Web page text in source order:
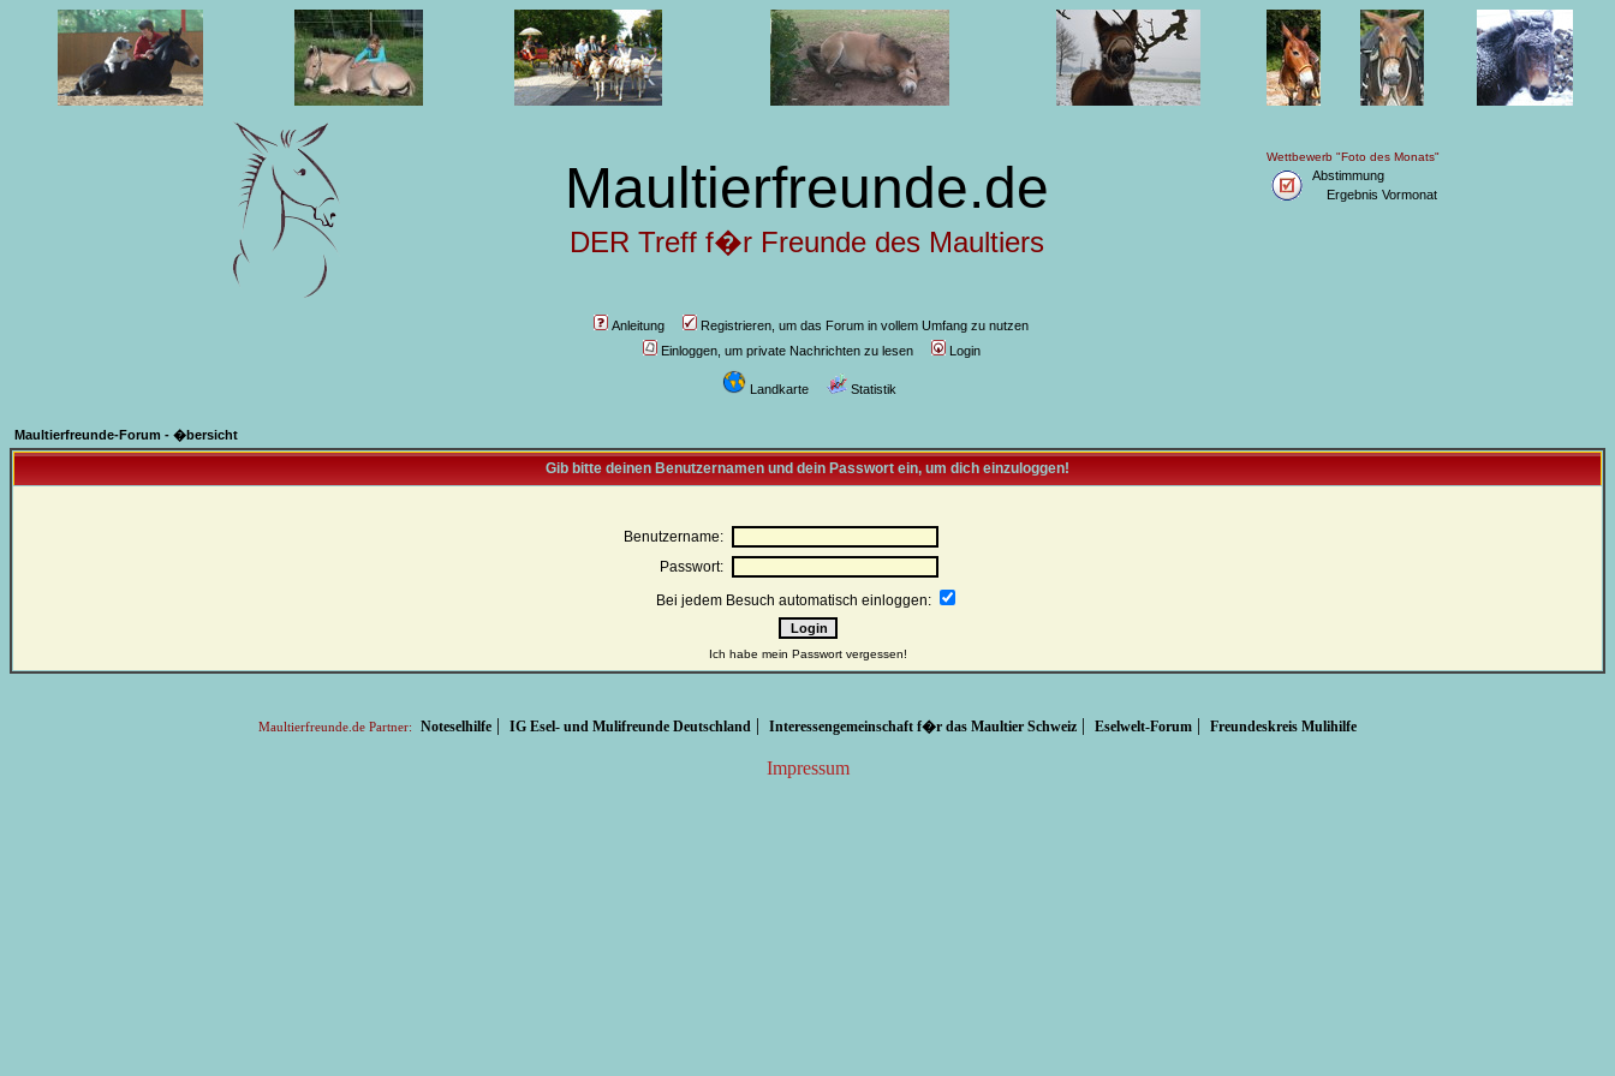
Maultierfreunde.de
DER Treff f�r Freunde des Maultiers
Wettbewerb "Foto des Monats"
Abstimmung
Ergebnis Vormonat
Anleitung
Registrieren, um das Forum in vollem Umfang zu nutzen
Einloggen, um private Nachrichten zu lesen
Login
Landkarte Statistik
Maultierfreunde-Forum - �bersicht
Gib bitte deinen Benutzernamen und dein Passwort ein, um dich einzuloggen!
Benutzername:
Passwort:
Bei jedem Besuch automatisch einloggen:
Ich habe mein Passwort vergessen!
Maultierfreunde.de Partner: Noteselhilfe | IG Esel- und Mulifreunde Deutschland | Interessengemeinschaft f�r das Maultier Schweiz | Eselwelt-Forum | Freundeskreis Mulihilfe
Impressum